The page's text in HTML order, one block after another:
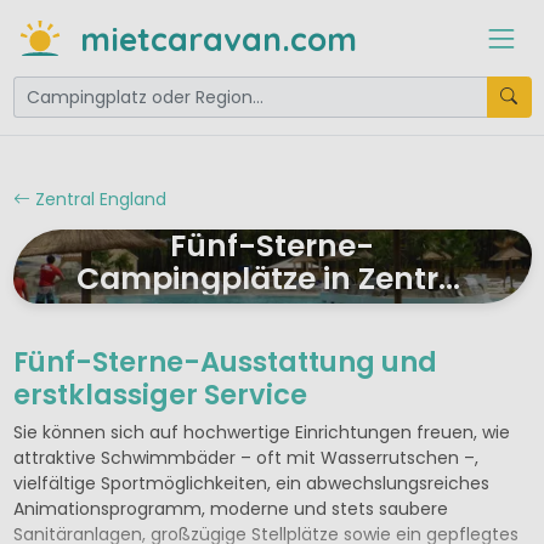
mietcaravan.com
Zentral England
Fünf-Sterne-
Campingplätze in Zentral
England
Fünf-Sterne-Ausstattung und
erstklassiger Service
Sie können sich auf hochwertige Einrichtungen freuen, wie
attraktive Schwimmbäder – oft mit Wasserrutschen –,
vielfältige Sportmöglichkeiten, ein abwechslungsreiches
Animationsprogramm, moderne und stets saubere
Sanitäranlagen, großzügige Stellplätze sowie ein gepflegtes